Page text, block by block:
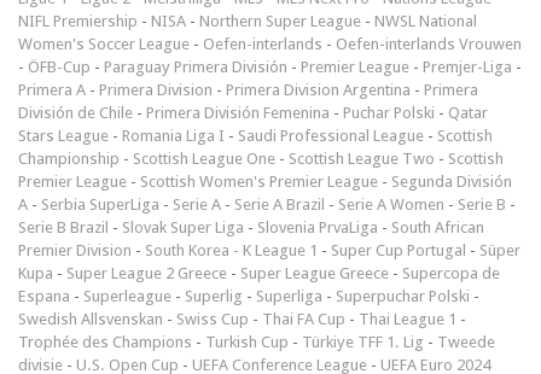
NIFL Premiership - NISA - Northern Super League - NWSL National
Women's Soccer League - Oefen-interlands - Oefen-interlands Vrouwen
- ÖFB-Cup - Paraguay Primera División - Premier League - Premjer-Liga -
Primera A - Primera Division - Primera Division Argentina - Primera
División de Chile - Primera División Femenina - Puchar Polski - Qatar
Stars League - Romania Liga I - Saudi Professional League - Scottish
Championship - Scottish League One - Scottish League Two - Scottish
Premier League - Scottish Women's Premier League - Segunda División
A - Serbia SuperLiga - Serie A - Serie A Brazil - Serie A Women - Serie B -
Serie B Brazil - Slovak Super Liga - Slovenia PrvaLiga - South African
Premier Division - South Korea - K League 1 - Super Cup Portugal - Süper
Kupa - Super League 2 Greece - Super League Greece - Supercopa de
Espana - Superleague - Superlig - Superliga - Superpuchar Polski -
Swedish Allsvenskan - Swiss Cup - Thai FA Cup - Thai League 1 -
Trophée des Champions - Turkish Cup - Türkiye TFF 1. Lig - Tweede
divisie - U.S. Open Cup - UEFA Conference League - UEFA Euro 2024